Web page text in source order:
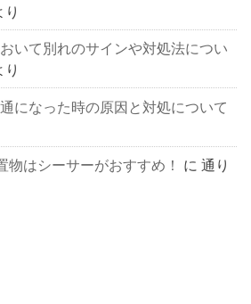
り
いて別れのサインや対処法につい
り
になった時の原因と対処について
物はシーサーがおすすめ！ に通り